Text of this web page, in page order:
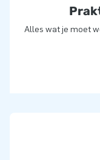
Alles wat je moet